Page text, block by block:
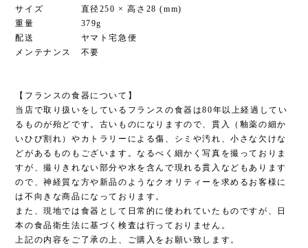
サイズ 直径250 × 高さ28 (mm)
重量 379g
配送 ヤマト宅急便
メンテナンス 不要
【フランスの食器について】
当店で取り扱いをしているフランスの食器は80年以上経過してい
るものが殆どです。古いものになりますので、貫入（釉薬の細か
いひび割れ）やカトラリーによる傷、シミや汚れ、小さな欠けな
どがあるものもございます。なるべく細かく写真を撮っておりま
すが、撮りきれない部分や水を含んで現れる貫入などもあります
ので、神経質な方や新品のようなクオリティーを求めるお客様に
は不向きな商品になっております。
また、現地では食器として日常的に使われていたものですが、日
本の食品衛生法に基づく検査は行っておりません。
上記の内容をご了承の上、ご購入をお願い致します。